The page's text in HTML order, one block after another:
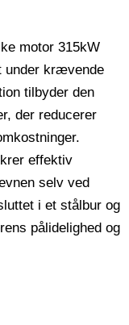
motor 315kW
under krævende
tilbyder den
der reducerer
effektiv
selv ved
i et stålbur og
pålidelighed og